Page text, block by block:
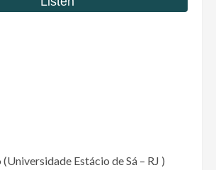
(Universidade Estácio de Sá – RJ )